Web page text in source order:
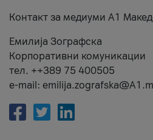
Контакт за медиуми А1
Емилија Зографска
Корпоративни комуникации
тел. ++389 75 400505
e-mail: